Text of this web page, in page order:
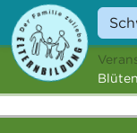
Angebote